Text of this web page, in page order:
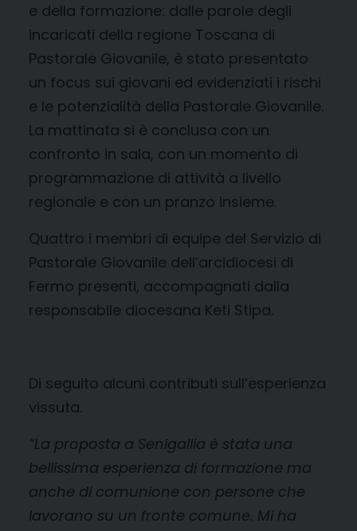
e della formazione: dalle parole degli
incaricati della regione Toscana di
Pastorale Giovanile, è stato presentato
un focus sui giovani ed evidenziati i rischi
e le potenzialità della Pastorale Giovanile.
La mattinata si è conclusa con un
confronto in sala, con un momento di
programmazione di attività a livello
regionale e con un pranzo insieme.
Quattro i membri di equipe del Servizio di
Pastorale Giovanile dell’arcidiocesi di
Fermo presenti, accompagnati dalla
responsabile diocesana Keti Stipa.
Di seguito alcuni contributi sull’esperienza
vissuta.
“La proposta a Senigallia è stata una
bellissima esperienza di formazione ma
anche di comunione con persone che
lavorano su un fronte comune. Mi ha